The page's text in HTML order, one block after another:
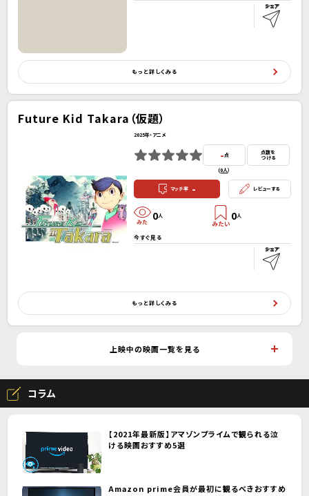
もっと詳しくみる
Future Kid Takara（仮題）
2025年・アニメ
-点
(0人）
点数を
つける
マッチ率 - レビューする
0人 0人
今すぐ見る
もっと詳しくみる
上映中の映画一覧を見る
コラム
【2021年最新版】アマゾンプライムで観られる泣
ける映画おすすめ5選
Amazon prime会員が最初に観るべきおすすめ